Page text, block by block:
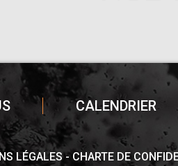
CALENDRIER
LÉGALES CHARTE DE